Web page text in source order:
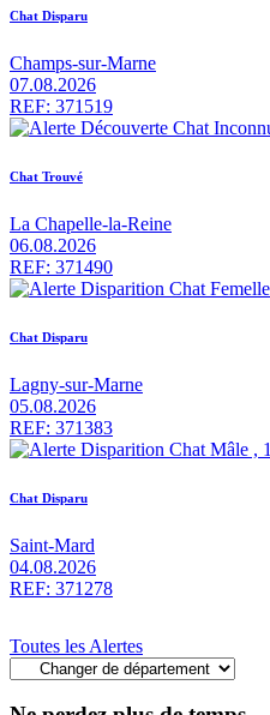
Chat Disparu
Champs-sur-Marne
07.08.2026
REF: 371519
Chat Trouvé
La Chapelle-la-Reine
06.08.2026
REF: 371490
Chat Disparu
Lagny-sur-Marne
05.08.2026
REF: 371383
Chat Disparu
Saint-Mard
04.08.2026
REF: 371278
Toutes les Alertes